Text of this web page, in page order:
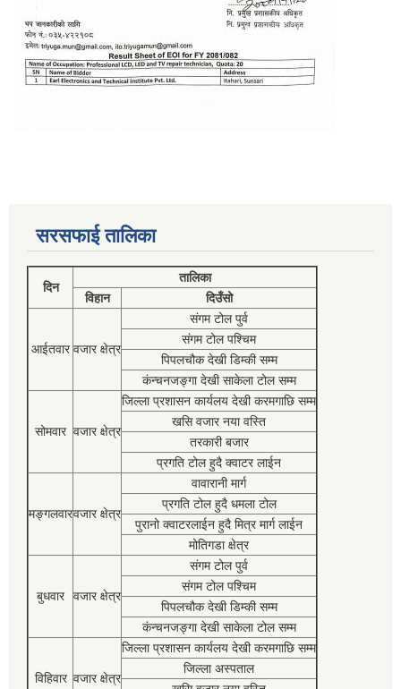
सरसफाई तालिका
दिन
तालिका
विहान
दिउँसो
आईतवार वजार क्षेत्र
संगम टोल पुर्व
संगम टोल पश्चिम
पिपलचौक देखी डिम्की सम्म
कंन्चनजङ्गा देखी साकेला टोल सम्म
सोमवार वजार क्षेत्र
जिल्ला प्रशासन कार्यलय देखी करमगाछि सम्म
खसि वजार नया वस्ति
तरकारी बजार
प्रगति टोल हुदै क्वाटर लाईन
मङ्गलवारवजार क्षेत्र
वावारानी मार्ग
प्रगति टोल हुदै धमला टोल
पुरानो क्वाटरलाईन हुदै मित्र मार्ग लाईन
मोतिगडा क्षेत्र
बुधवार वजार क्षेत्र
संगम टोल पुर्व
संगम टोल पश्चिम
पिपलचौक देखी डिम्की सम्म
कंन्चनजङ्गा देखी साकेला टोल सम्म
विहिवार वजार क्षेत्र
जिल्ला प्रशासन कार्यलय देखी करमगाछि सम्म
जिल्ला अस्पताल